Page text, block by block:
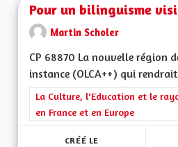
Pour un bilinguisme
Martin Scholer
CP 68870 La nouvelle région
instance (OLCA++) qui
Filtrer les résultats de la
La Culture, l'Education et le
en France et en Europe
CRÉÉ LE